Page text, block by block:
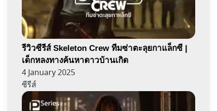
รีวิวซีรีส์ Skeleton Crew ทีมซ่าตะลุยกาแล็กซี |
เด็กหลงทางค้นหาดาวบ้านเกิด
4 January 2025
ซีรีส์